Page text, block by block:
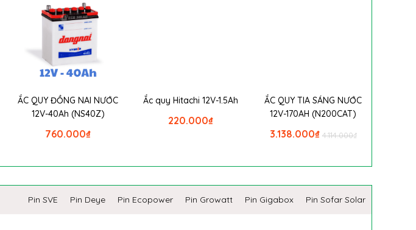
ẮC QUY ĐỒNG NAI NƯỚC
12V-40Ah (NS40Z)
₫
760.000
Ắc quy Hitachi 12V-1.5Ah
₫
220.000
ẮC QUY TIA SÁNG NƯỚC
12V-170AH (N200CAT)
₫
4.114.000
₫
3.138.000
Pin SVE Pin Deye Pin Ecopower Pin Growatt Pin Gigabox Pin Sofar Solar